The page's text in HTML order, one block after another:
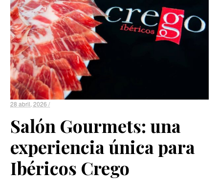
28 abril, 2026 /
Salón Gourmets: una
experiencia única para
Ibéricos Crego